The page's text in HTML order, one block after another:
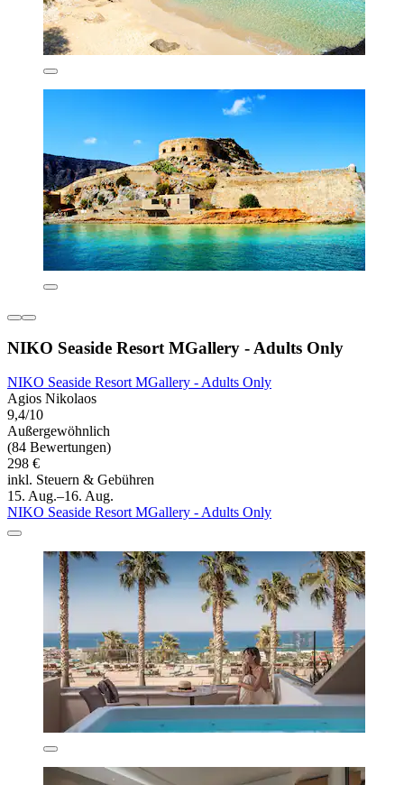
NIKO Seaside Resort MGallery - Adults Only
NIKO Seaside Resort MGallery - Adults Only
Agios Nikolaos
9,4/10
Außergewöhnlich
(84 Bewertungen)
298 €
inkl. Steuern & Gebühren
15. Aug.–16. Aug.
NIKO Seaside Resort MGallery - Adults Only